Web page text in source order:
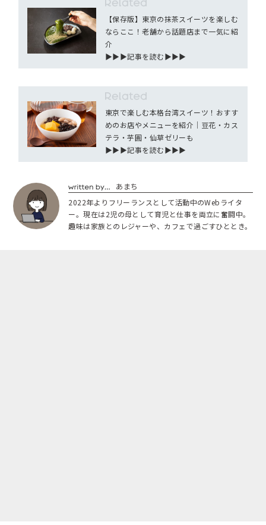
【保存版】東京の抹茶スイーツを楽しむ
ならここ！老舗から話題店まで一気に紹
介
▶︎▶︎▶︎記事を読む▶︎▶︎▶︎
東京で楽しむ本格台湾スイーツ！おすす
めのお店やメニューを紹介｜豆花・カス
テラ・芋圓・仙草ゼリーも
▶︎▶︎▶︎記事を読む▶︎▶︎▶︎
あまち
2022年よりフリーランスとして活動中のWebライタ
ー。現在は2児の母として育児と仕事を両立に奮闘中。
趣味は家族とのレジャーや、カフェで過ごすひととき。